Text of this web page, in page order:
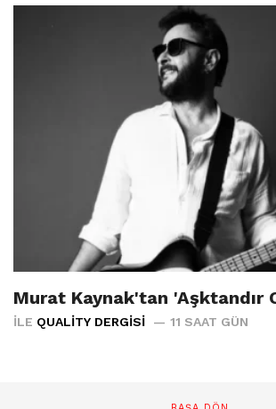
Murat Kaynak'tan 'Aşktandır
İLE QUALITY DERGISI 11 SAAT GÜN